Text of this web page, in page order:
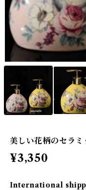
美しい花柄のセラ
¥3,350
International